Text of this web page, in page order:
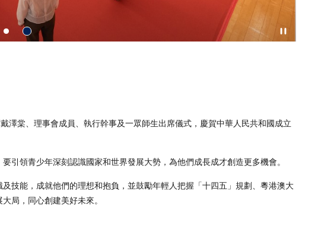
澤棠、理事會成員、執行幹事及一眾師生出席儀式，慶賀中華人民共和國成立
引領青少年深刻認識國家和世界發展大勢，為他們成長成才創造更多機會。
技能，成就他們的理想和抱負，並鼓勵年輕人把握「十四五」規劃、粵港澳大
局，同心創建美好未來。